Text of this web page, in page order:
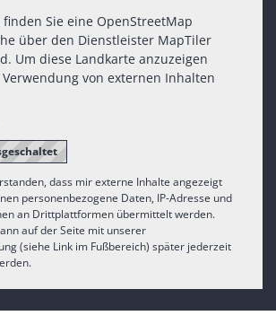
Sie eine OpenStreetMap
über den Dienstleister MapTiler
Um diese Landkarte anzuzeigen
von externen Inhalten
dass mir externe Inhalte angezeigt
personenbezogene Daten, IP-Adresse und
an Drittplattformen übermittelt werden.
auf der Seite mit unserer
(siehe Link im Fußbereich) später jederzeit